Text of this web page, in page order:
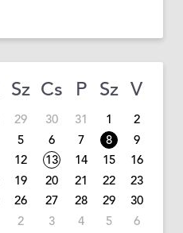
Sz Cs P Sz V
29 30 31 1
2
5 6 7 8
9
12 13 14 15
16
19 20 21 22
23
26 27 28 29
30
2 3 4 5 6